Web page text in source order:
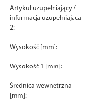
Artykuł uzupełniający /
informacja uzupełniająca
2:
Wysokość [mm]:
Wysokość 1 [mm]:
Średnica wewnętrzna
[mm]: